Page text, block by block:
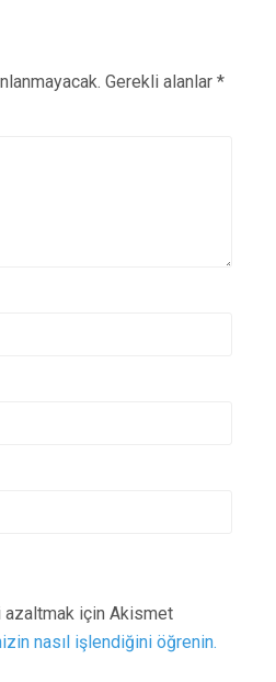
Gerekli alanlar *
için Akismet
nasıl işlendiğini öğrenin.